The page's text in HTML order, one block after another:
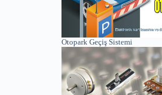
Otopark Geçiş Sistemi